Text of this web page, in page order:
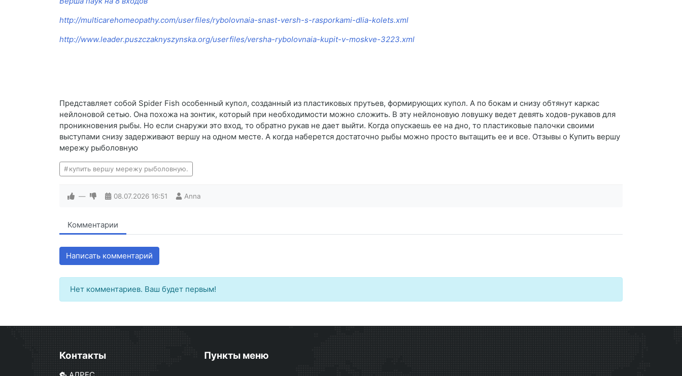
http://multicarehomeopathy.com/userfiles/rybolovnaia-snast-versh-s-rasporkami-dlia-kolets.xml
http://www.leader.puszczaknyszynska.org/userfiles/versha-rybolovnaia-kupit-v-moskve-3223.xml
Представляет собой Spider Fish особенный купол, созданный из пластиковых прутьев, формирующих купол. А по бокам и снизу обтянут каркас
нейлоновой сетью. Она похожа на зонтик, который при необходимости можно сложить. В эту нейлоновую ловушку ведет девять ходов-рукавов для
проникновения рыбы. Но если снаружи это вход, то обратно рукав не дает выйти. Когда опускаешь ее на дно, то пластиковые палочки своими
выступами снизу задерживают вершу на одном месте. А когда наберется достаточно рыбы можно просто вытащить ее и все. Отзывы о Купить вершу
мережу рыболовную
купить вершу мережу рыболовную.
— 08.07.2026 16:51 Anna
Комментарии
Написать комментарий
Нет комментариев. Ваш будет первым!
Контакты Пункты меню